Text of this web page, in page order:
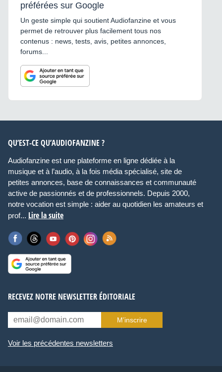
préférées sur Google
Un geste simple qui soutient Audiofanzine et vous
permet de retrouver plus facilement tous nos
contenus : news, tests, avis, petites annonces,
forums...
QU’EST-CE QU’AUDIOFANZINE ?
Audiofanzine est une plateforme en ligne dédiée à la
musique et à l’audio, à la fois média spécialisé, site de
petites annonces, base de connaissances et communauté
active de passionnés et de professionnels. Depuis 2000,
notre vocation est simple : aider au quotidien les amateurs et
prof... Lire la suite
RECEVEZ NOTRE NEWSLETTER ÉDITORIALE
M’inscrire
Voir les précédentes newsletters